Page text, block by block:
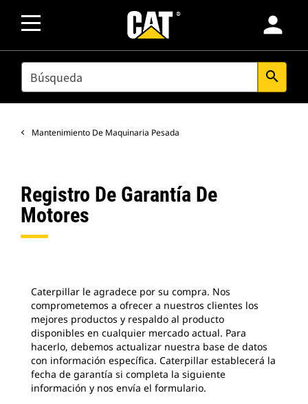
person
SEARCH search
Mantenimiento De Maquinaria Pesada
Registro De Garantía De
Motores
Caterpillar le agradece por su compra. Nos
comprometemos a ofrecer a nuestros clientes los
mejores productos y respaldo al producto
disponibles en cualquier mercado actual. Para
hacerlo, debemos actualizar nuestra base de datos
con información específica. Caterpillar establecerá la
fecha de garantía si completa la siguiente
información y nos envía el formulario.